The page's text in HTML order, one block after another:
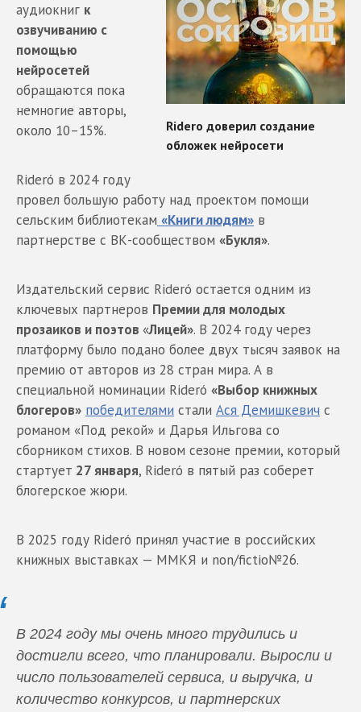
аудиокниг к
озвучиванию с
помощью
нейросетей
обращаются пока
немногие авторы,
около 10–15%.
Rideró в 2024 году
провел большую работу над проектом помощи
сельским библиотекам «Книги людям» в
партнерстве с ВК-сообществом «Букля».
Издательский сервис Rideró остается одним из
ключевых партнеров Премии для молодых
прозаиков и поэтов «Лицей». В 2024 году через
платформу было подано более двух тысяч заявок на
премию от авторов из 28 стран мира. А в
специальной номинации Rideró «Выбор книжных
блогеров» победителями стали Ася Демишкевич c
романом «Под рекой» и Дарья Ильгова со
сборником стихов. В новом сезоне премии, который
стартует 27 января, Rideró в пятый раз соберет
блогерское жюри.
В 2025 году Rideró принял участие в российских
книжных выставках — ММКЯ и non/fictio№26.
В 2024 году мы очень много трудились и
достигли всего, что планировали. Выросли и
число пользователей сервиса, и выручка, и
количество конкурсов, и партнерских